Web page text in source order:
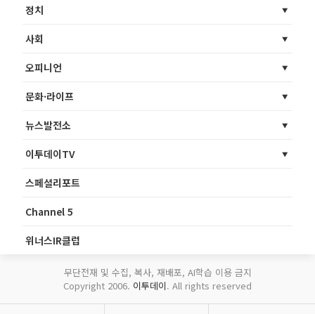
정치
사회
오피니언
문화·라이프
뉴스발전소
이투데이TV
스페셜리포트
Channel 5
위너스IR클럽
무단전재 및 수집, 복사, 재배포, AI학습 이용 금지
Copyright 2006. 이투데이. All rights reserved